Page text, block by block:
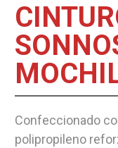
Confeccionado
polipropileno